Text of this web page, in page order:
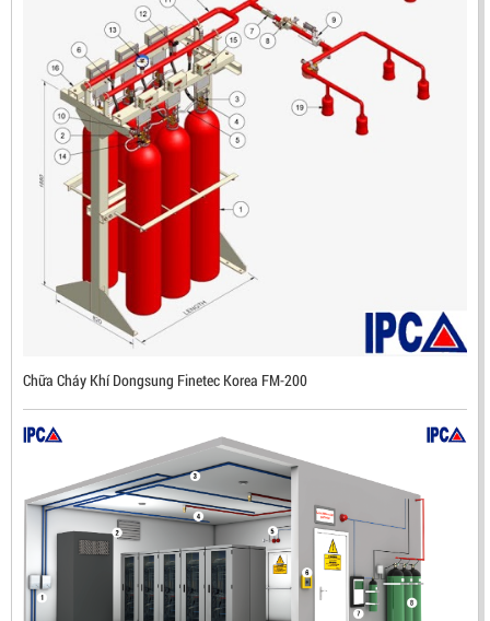
ĐẦU BÁO LỬA CHỐNG NỔ IR3- DX500 (MEKASENTRON
KOREA)
LIÊN HỆ
Mã sản phẩm: DX500
Chữa Cháy Khí Dongsung Finetec Korea FM-200